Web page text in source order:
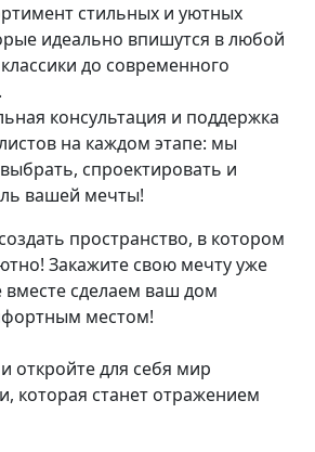
стильных и уютных
идеально впишутся в любой
до современного
консультация и поддержка
на каждом этапе: мы
спроектировать и
вашей мечты!
пространство, в котором
Закажите свою мечту уже
вместе сделаем ваш дом
местом!
откройте для себя мир
которая станет отражением